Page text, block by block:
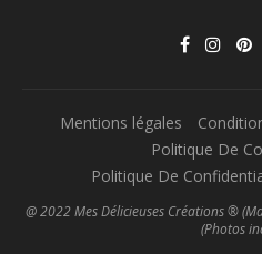
Mentions légales
Politique De
Politique De
@ 2022 Mes Délicieuses Créations ®
(Photos